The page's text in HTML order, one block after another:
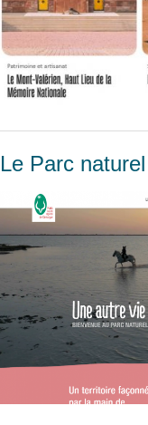
Le Parc